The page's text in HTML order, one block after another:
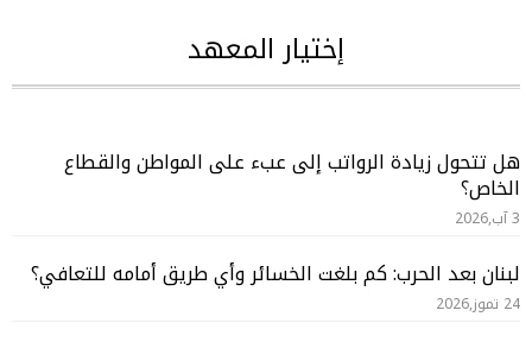
إختيار المعهد
هل تتحول زيادة الرواتب إلى عبء على المواطن والقطاع
الخاص؟
3 آب,2026
لبنان بعد الحرب: كم بلغت الخسائر وأي طريق أمامه للتعافي؟
24 تموز,2026